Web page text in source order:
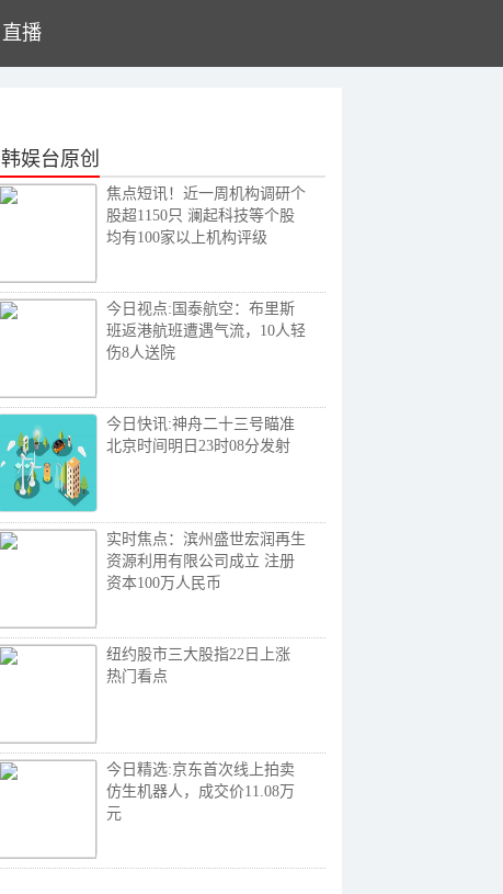
直播
韩娱台原创
焦点短讯！近一周机构调研个
股超1150只 澜起科技等个股
均有100家以上机构评级
今日视点:国泰航空：布里斯
班返港航班遭遇气流，10人轻
伤8人送院
今日快讯:神舟二十三号瞄准
北京时间明日23时08分发射
实时焦点：滨州盛世宏润再生
资源利用有限公司成立 注册
资本100万人民币
纽约股市三大股指22日上涨
热门看点
今日精选:京东首次线上拍卖
仿生机器人，成交价11.08万
元